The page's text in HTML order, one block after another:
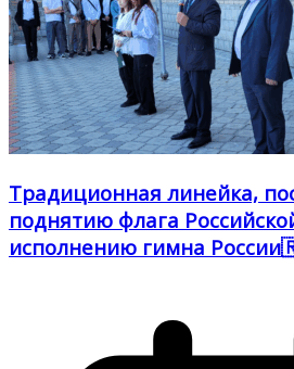
Традиционная линейка,
поднятию флага
исполнению гимна